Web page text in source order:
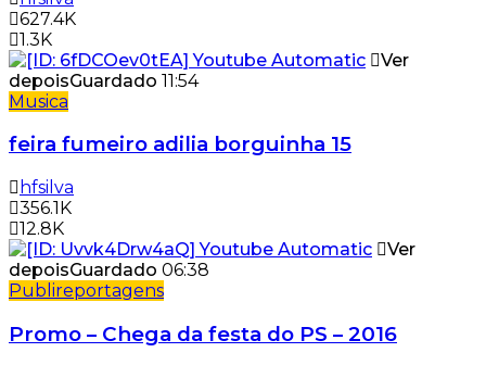
627.4K
1.3K
Ver
depoisGuardado 11:54
Musica
feira fumeiro adilia borguinha 15
hfsilva
356.1K
12.8K
Ver
depoisGuardado 06:38
Publireportagens
Promo – Chega da festa do PS – 2016